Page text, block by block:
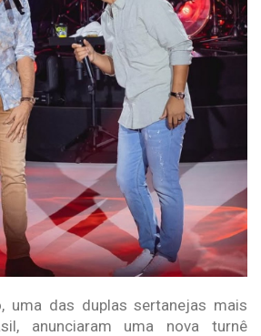
CONTATO
uma das duplas sertanejas mais
anunciaram uma nova turnê